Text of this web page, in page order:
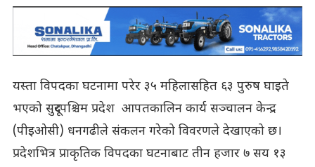
यस्ता विपदका घटनामा परेर ३५ महिलासहित ६३ पुरुष घाइते
भएको सुदूरपश्चिम प्रदेश आपतकालिन कार्य सञ्चालन केन्द्र
(पीइओसी) धनगढीले संकलन गरेको विवरणले देखाएको छ।
प्रदेशभित्र प्राकृतिक विपदका घटनाबाट तीन हजार ७ सय १३